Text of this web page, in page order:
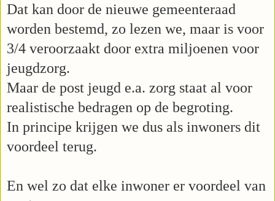
Dat kan door de nieuwe gemeenteraad
worden bestemd, zo lezen we, maar is voor
3/4 veroorzaakt door extra miljoenen voor
jeugdzorg.
Maar de post jeugd e.a. zorg staat al voor
realistische bedragen op de begroting.
In principe krijgen we dus als inwoners dit
voordeel terug.
En wel zo dat elke inwoner er voordeel van